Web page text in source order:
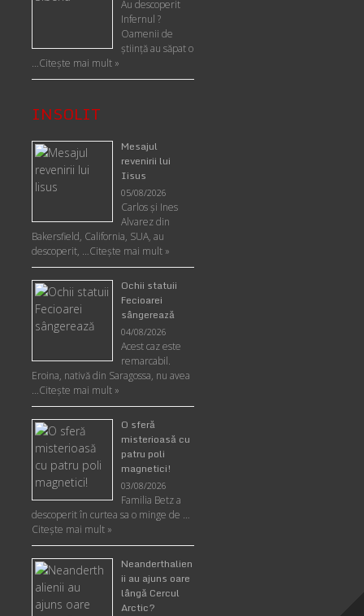
Au descoperit
Infernul ?
Oamenii de
ştiinţă au săpat o
…Citește mai mult »
INSOLIT
Mesajul
revenirii lui
Iisus
05/08/2026
Carlos şi Ines
Alvarez din
Bakersfield, California, SUA, au
descoperit, …Citeşte mai mult »
Ochii statuii
Fecioarei
sângerează
04/08/2026
Acest caz este
remarcabil.
Eroina, nativă din Saragossa, nu avea
…Citeşte mai mult »
O sferă
misterioasă cu
patru poli
magnetici!
03/08/2026
Familia Betz a
descoperit în curtea sa o minge de …
Citeşte mai mult »
Neanderthalien
ii au ajuns oare
lângă Cercul
Arctic?